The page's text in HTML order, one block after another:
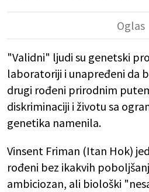
"Validni" ljudi su genetski
laboratoriji i unapređeni da
drugi rođeni prirodnim
diskriminaciji i životu sa
genetika namenila.
Vinsent Friman (Itan Hok)
rođeni bez ikakvih
ambiciozan, ali biološki